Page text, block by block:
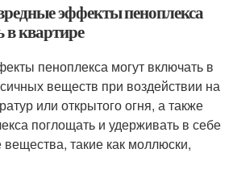
эффекты пеноплекса
в квартире
пеноплекса могут включать в
веществ при воздействии на
или открытого огня, а также
поглощать и удерживать в себе
такие как моллюски,